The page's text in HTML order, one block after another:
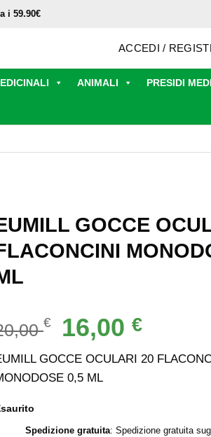
i 59.90€
ACCEDI /
ANIMALI PRESIDI
GOCCE
€
Il
prezzo
originale
era:
16,00 €Il
attuale
GOCCE OCULARI 20
0,5 ML
Spedizione gratuita: Spedizione gratuita